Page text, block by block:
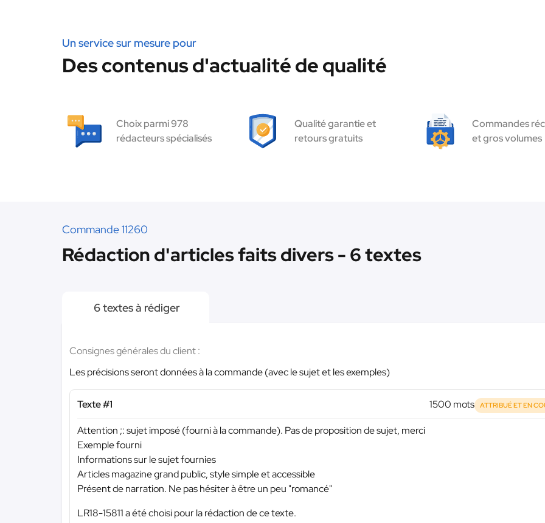
Un service sur mesure pour
Des contenus d'actualité de qualité
Choix parmi 978
rédacteurs spécialisés
Qualité garantie et
retours gratuits
Commandes
et gros volumes
Commande 11260
Rédaction d'articles faits divers - 6 textes
6 textes à rédiger
Consignes générales du client :
Les précisions seront données à la commande (avec le sujet et les exemples)
Texte #1 1500 mots ATTRIBUÉ ET EN
Attention ;: sujet imposé (fourni à la commande). Pas de proposition de sujet, merci
Exemple fourni
Informations sur le sujet fournies
Articles magazine grand public, style simple et accessible
Présent de narration. Ne pas hésiter à être un peu "romancé"
LR18-15811 a été choisi pour la rédaction de ce texte.